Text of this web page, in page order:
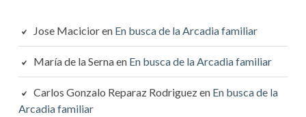
Jose Macicioren En busca de la Arcadia familiar
María de la Sernaen En busca de la Arcadia familiar
Carlos Gonzalo Reparaz Rodriguezen En busca de la
Arcadia familiar